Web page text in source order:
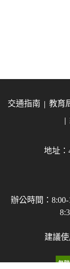
交通指南 教育
地址：
辦公時間：
建議